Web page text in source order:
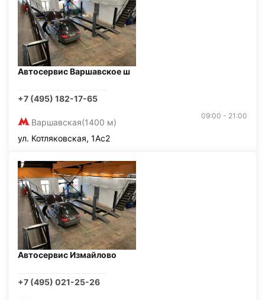
Автосервис Варшавское ш
+7 (495) 182-17-65
Варшавская(1400 м)
09:00 - 21:00
ул. Котляковская, 1Ас2
Автосервис Измайлово
+7 (495) 021-25-26